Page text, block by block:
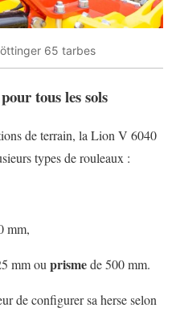
65 tarbes
tous les sols
de terrain, la Lion V 6040
types de rouleaux :
mm,
mm ouprismede 500 mm.
de configurer sa herse selon